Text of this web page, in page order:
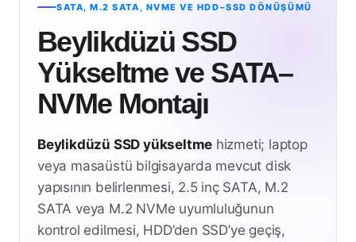
SATA, M.2 SATA, NVME VE HDD–SSD DÖNÜŞÜMÜ
Beylikdüzü SSD
Yükseltme ve SATA–
NVMe Montajı
Beylikdüzü SSD yükseltme hizmeti; laptop
veya masaüstü bilgisayarda mevcut disk
yapısının belirlenmesi, 2.5 inç SATA, M.2
SATA veya M.2 NVMe uyumluluğunun
kontrol edilmesi, HDD’den SSD’ye geçiş,